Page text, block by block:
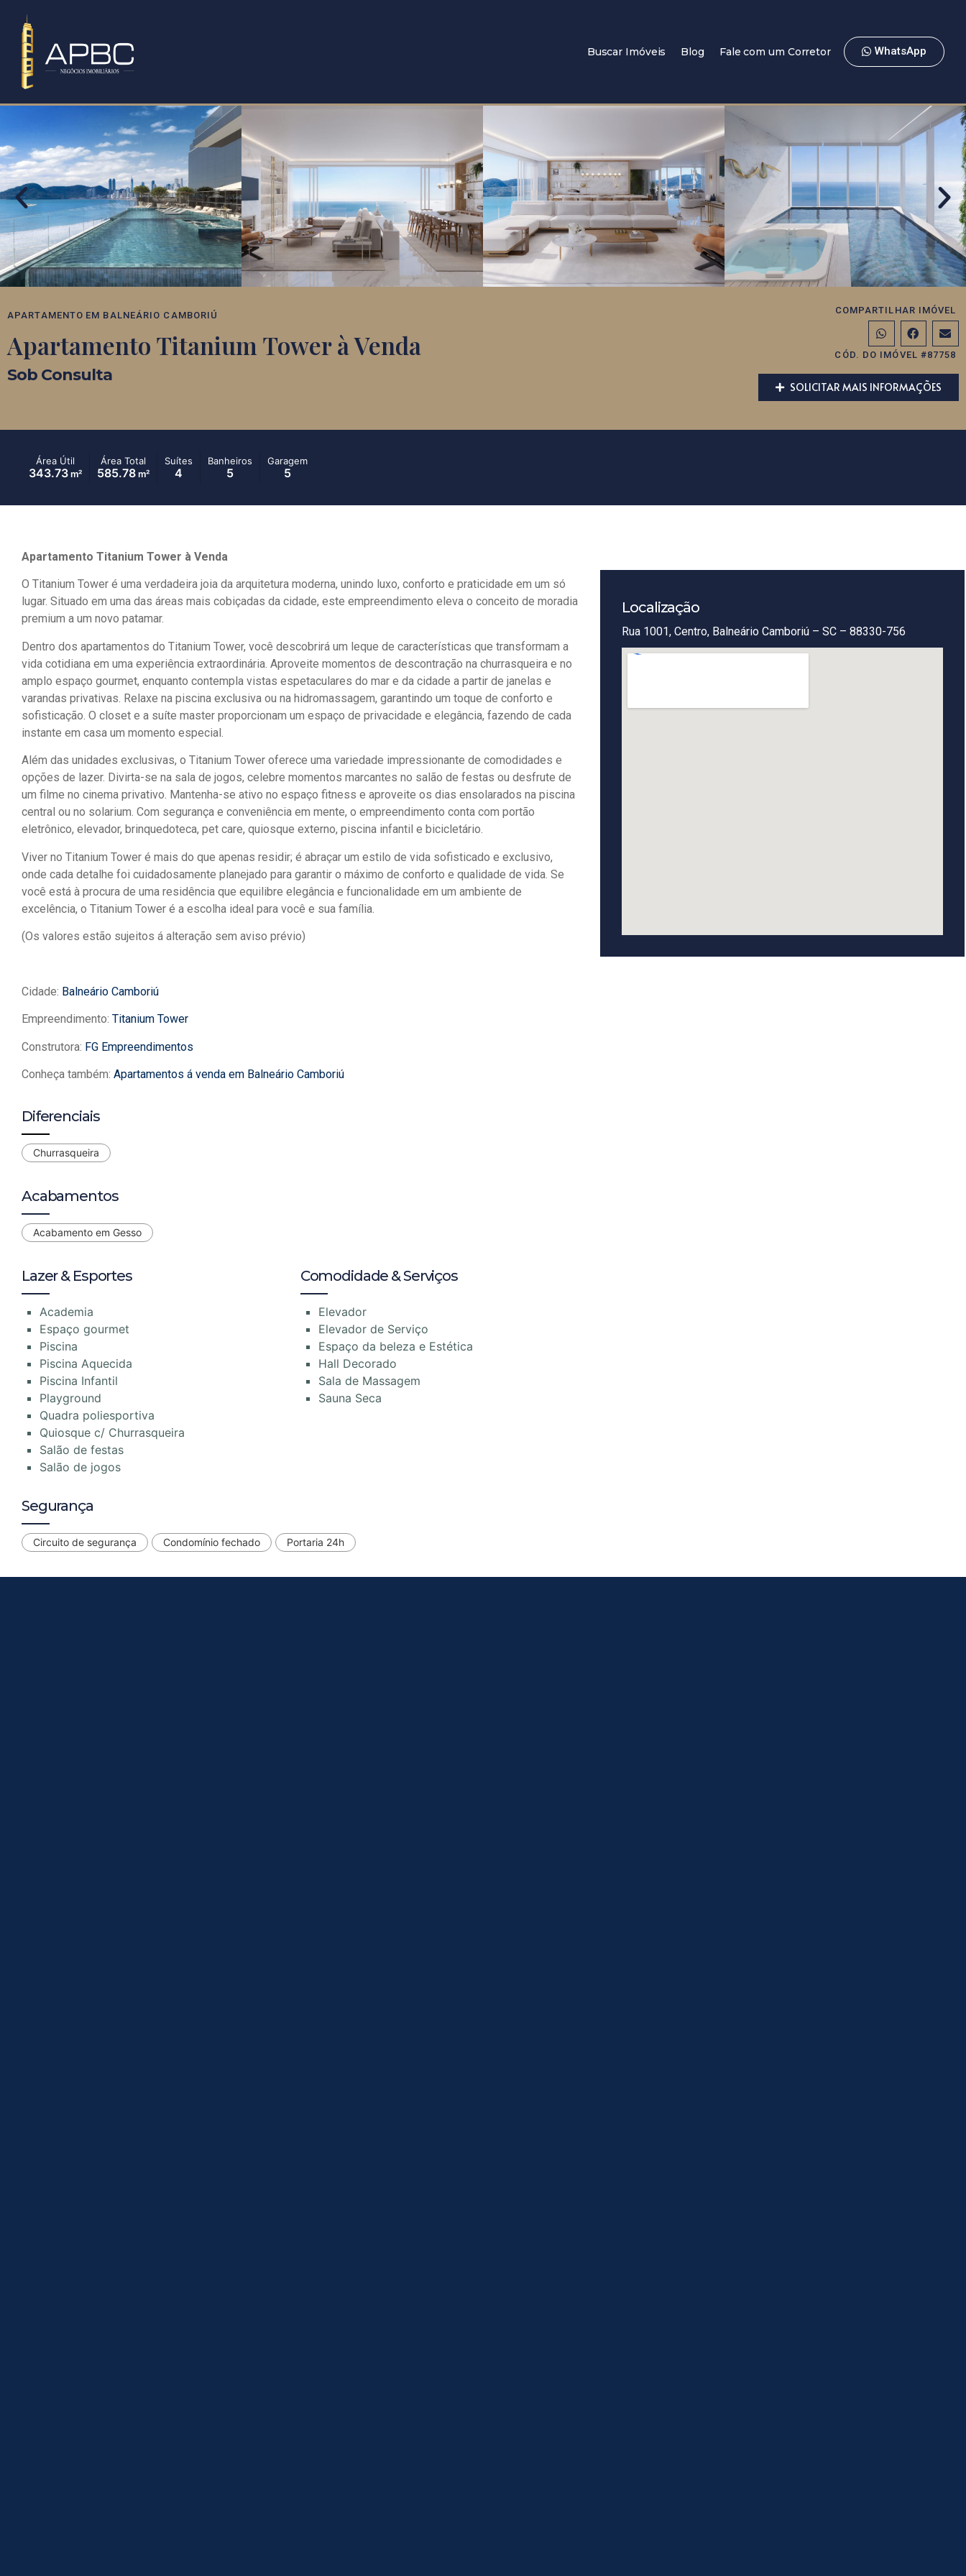
Buscar Imóveis Blog Fale com um Corretor WhatsApp
APARTAMENTO EM BALNEÁRIO CAMBORIÚ
Apartamento Titanium Tower à Venda
Sob Consulta
COMPARTILHAR IMÓVEL
CÓD. DO IMÓVEL #87758
SOLICITAR MAIS INFORMAÇÕES
Área Útil
343.73 m²
Área Total
585.78 m²
Suítes
4
Banheiros
5
Garagem
5
Apartamento Titanium Tower à Venda
O Titanium Tower é uma verdadeira joia da arquitetura moderna, unindo luxo, conforto e praticidade em um só
lugar. Situado em uma das áreas mais cobiçadas da cidade, este empreendimento eleva o conceito de moradia
premium a um novo patamar.
Dentro dos apartamentos do Titanium Tower, você descobrirá um leque de características que transformam a
vida cotidiana em uma experiência extraordinária. Aproveite momentos de descontração na churrasqueira e no
amplo espaço gourmet, enquanto contempla vistas espetaculares do mar e da cidade a partir de janelas e
varandas privativas. Relaxe na piscina exclusiva ou na hidromassagem, garantindo um toque de conforto e
sofisticação. O closet e a suíte master proporcionam um espaço de privacidade e elegância, fazendo de cada
instante em casa um momento especial.
Além das unidades exclusivas, o Titanium Tower oferece uma variedade impressionante de comodidades e
opções de lazer. Divirta-se na sala de jogos, celebre momentos marcantes no salão de festas ou desfrute de
um filme no cinema privativo. Mantenha-se ativo no espaço fitness e aproveite os dias ensolarados na piscina
central ou no solarium. Com segurança e conveniência em mente, o empreendimento conta com portão
eletrônico, elevador, brinquedoteca, pet care, quiosque externo, piscina infantil e bicicletário.
Viver no Titanium Tower é mais do que apenas residir; é abraçar um estilo de vida sofisticado e exclusivo,
onde cada detalhe foi cuidadosamente planejado para garantir o máximo de conforto e qualidade de vida. Se
você está à procura de uma residência que equilibre elegância e funcionalidade em um ambiente de
excelência, o Titanium Tower é a escolha ideal para você e sua família.
(Os valores estão sujeitos á alteração sem aviso prévio)
Cidade: Balneário Camboriú
Empreendimento: Titanium Tower
Construtora: FG Empreendimentos
Conheça também: Apartamentos á venda em Balneário Camboriú
Diferenciais
Churrasqueira
Acabamentos
Acabamento em Gesso
Lazer & Esportes
Academia
Espaço gourmet
Piscina
Piscina Aquecida
Piscina Infantil
Playground
Quadra poliesportiva
Quiosque c/ Churrasqueira
Salão de festas
Salão de jogos
Comodidade & Serviços
Elevador
Elevador de Serviço
Espaço da beleza e Estética
Hall Decorado
Sala de Massagem
Sauna Seca
Segurança
Circuito de segurança Condomínio fechado Portaria 24h
Localização
Rua 1001, Centro, Balneário Camboriú – SC – 88330-756